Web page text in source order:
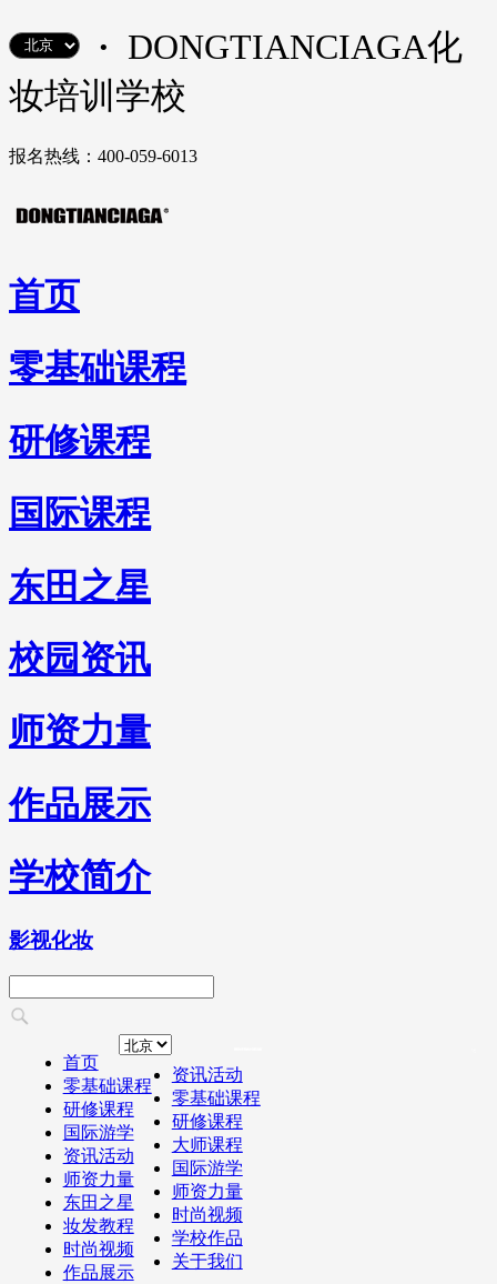
· DONGTIANCIAGA化
妆培训学校
报名热线：400-059-6013
首页
零基础课程
研修课程
国际课程
东田之星
校园资讯
师资力量
作品展示
学校简介
影视化妆
首页
零基础课程
研修课程
国际游学
资讯活动
师资力量
东田之星
妆发教程
时尚视频
作品展示
资讯活动
零基础课程
研修课程
大师课程
国际游学
师资力量
时尚视频
学校作品
关于我们